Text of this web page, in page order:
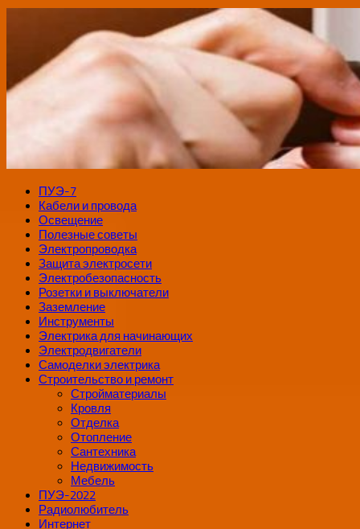
ПУЭ-7
Кабели и провода
Освещение
Полезные советы
Электропроводка
Защита электросети
Электробезопасность
Розетки и выключатели
Заземление
Инструменты
Электрика для начинающих
Электродвигатели
Самоделки электрика
Строительство и ремонт
Стройматериалы
Кровля
Отделка
Отопление
Сантехника
Недвижимость
Мебель
ПУЭ-2022
Радиолюбитель
Интернет